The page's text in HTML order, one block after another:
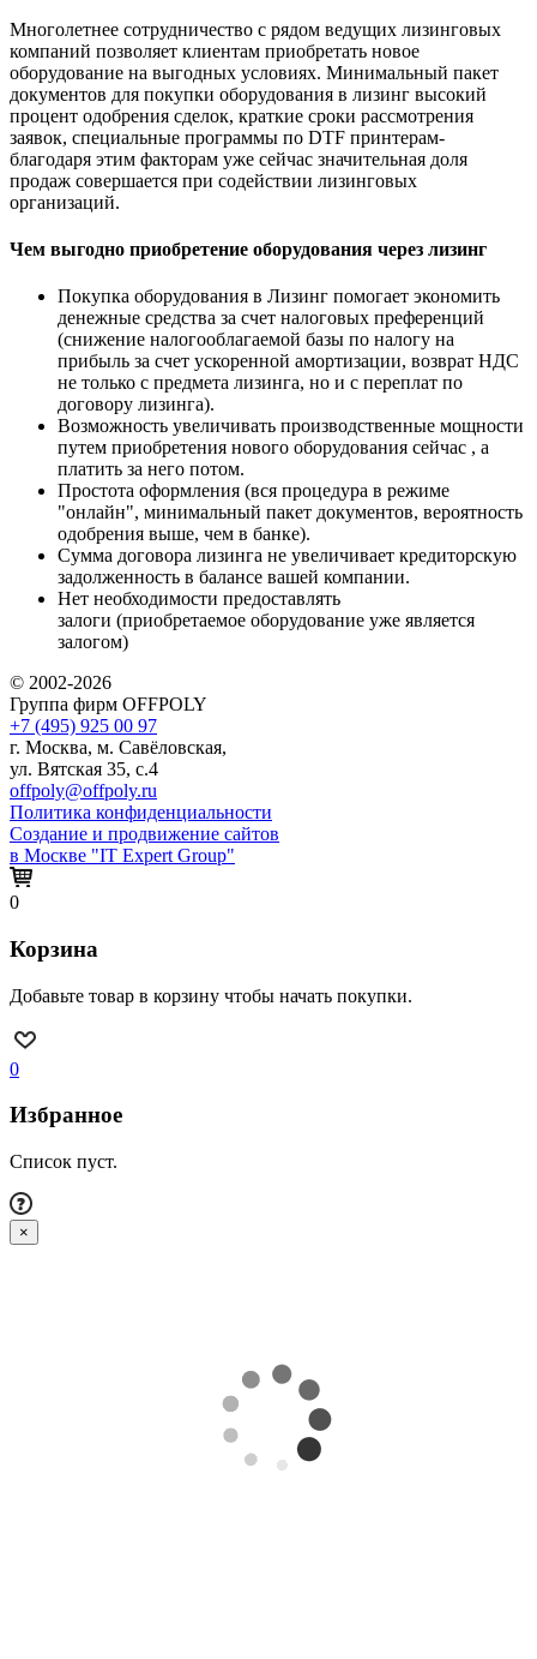
Многолетнее сотрудничество с рядом ведущих лизинговых
компаний позволяет клиентам приобретать новое
оборудование на выгодных условиях. Минимальный пакет
документов для покупки оборудования в лизинг высокий
процент одобрения сделок, краткие сроки рассмотрения
заявок, специальные программы по DTF принтерам-
благодаря этим факторам уже сейчас значительная доля
продаж совершается при содействии лизинговых
организаций.
Чем выгодно приобретение оборудования через лизинг
Покупка оборудования в Лизинг помогает экономить
денежные средства за счет налоговых преференций
(снижение налогооблагаемой базы по налогу на
прибыль за счет ускоренной амортизации, возврат НДС
не только с предмета лизинга, но и с переплат по
договору лизинга).
Возможность увеличивать производственные мощности
путем приобретения нового оборудования сейчас , а
платить за него потом.
Простота оформления (вся процедура в режиме
"онлайн", минимальный пакет документов, вероятность
одобрения выше, чем в банке).
Сумма договора лизинга не увеличивает кредиторскую
задолженность в балансе вашей компании.
Нет необходимости предоставлять
залоги (приобретаемое оборудование уже является
залогом)
© 2002-2026
Группа фирм OFFPOLY
+7 (495) 925 00 97
г. Москва, м. Савёловская,
ул. Вятская 35, с.4
offpoly@offpoly.ru
Политика конфиденциальности
Создание и продвижение сайтов
в Москве "IT Expert Group"
0
Корзина
Добавьте товар в корзину чтобы начать покупки.
0
Избранное
Список пуст.
×